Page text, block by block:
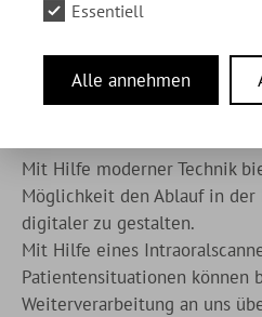
Wir gehen mit
nicht die Zeit
Mit Hilfe moderner Technik
Möglichkeit den Ablauf in
digitaler zu gestalten.
Mit Hilfe eines
Patientensituationen können
Weiterverarbeitung an uns
Essentiell
Alle annehmen